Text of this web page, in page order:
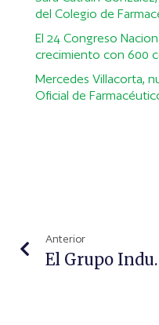
del Colegio de
El 24 Congreso
crecimiento con 600
Mercedes Villacorta,
Oficial de
Anterior
El